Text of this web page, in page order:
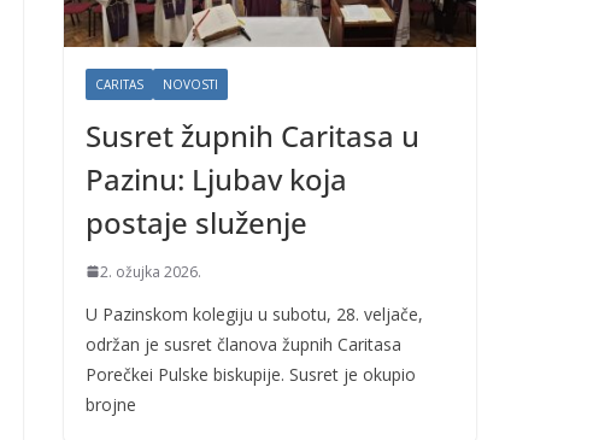
CARITAS NOVOSTI
Susret župnih Caritasa u
Pazinu: Ljubav koja
postaje služenje
2. ožujka 2026.
U Pazinskom kolegiju u subotu, 28. veljače,
održan je susret članova župnih Caritasa
Porečkei Pulske biskupije. Susret je okupio
brojne